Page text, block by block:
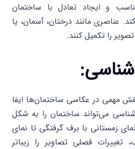
و ایجاد تعادل با ساختمان
عناصری مانند درختان، آسمان، یا
را تکمیل کنند.
مهمی در عکاسی ساختمان‌ها ایفا
می‌تواند ساختمان را به شکل
زمستانی با برف گرفتگی تا نمای
تغییرات فصلی تصاویر را زیباتر